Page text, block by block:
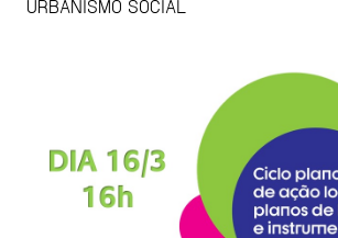
URBANISMO SOCIAL